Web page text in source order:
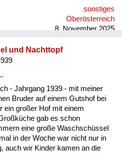
sonstiges
Oberösterreich
8. November 2025
und Nachttopf
- Jahrgang 1939 - mit meiner
Bruder auf einem Gutshof bei
ein großer Hof mit einem
gab es schon
eine große Waschschüssel
in der Woche war nicht nur in
auch wir Kinder kamen an die